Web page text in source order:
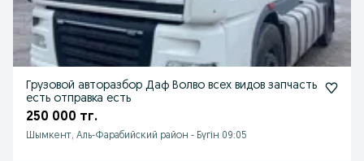
Грузовой авторазбор Даф Волво всех видов запчасть
есть отправка есть
250 000 тг.
Шымкент, Аль-Фарабийский район - Бүгін 09:05